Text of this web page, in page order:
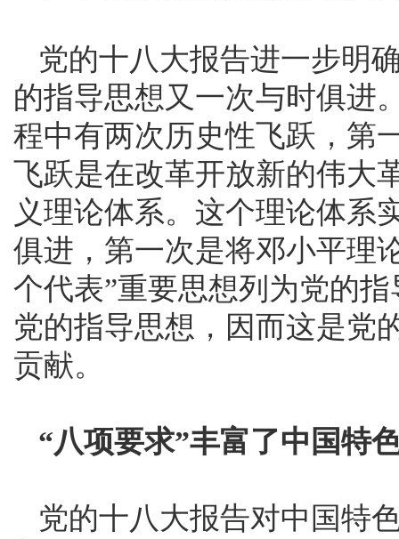
党的十八大报告进一步明
的指导思想又一次与时俱进
程中有两次历史性飞跃，第
飞跃是在改革开放新的伟大
义理论体系。这个理论体系
俱进，第一次是将邓小平理
个代表”重要思想列为党的
党的指导思想，因而这是党
贡献。
“八项要求”丰富了中国特
党的十八大报告对中国特